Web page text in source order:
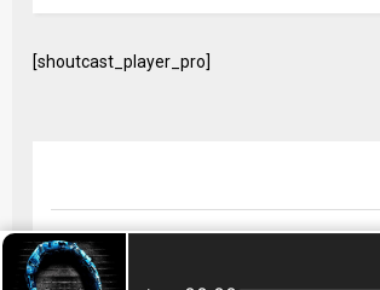
[shoutcast_player_pro]